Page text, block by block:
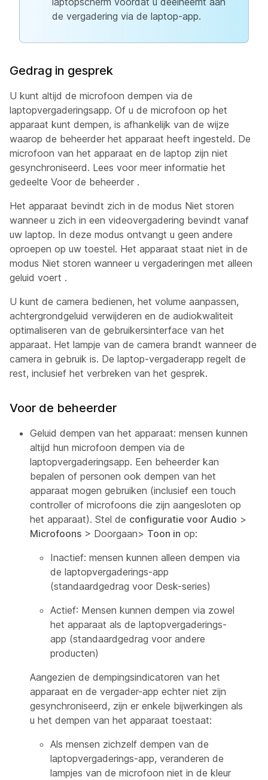
de vergadering via de laptop-app.
Gedrag in gesprek
U kunt altijd de microfoon dempen via de
laptopvergaderingsapp. Of u de microfoon op het
apparaat kunt dempen, is afhankelijk van de wijze
waarop de beheerder het apparaat heeft ingesteld. De
microfoon van het apparaat en de laptop zijn niet
gesynchroniseerd. Lees voor meer informatie het
gedeelte Voor de beheerder .
Het apparaat bevindt zich in de modus Niet storen
wanneer u zich in een videovergadering bevindt vanaf
uw laptop. In deze modus ontvangt u geen andere
oproepen op uw toestel. Het apparaat staat niet in de
modus Niet storen wanneer u vergaderingen met alleen
geluid voert .
U kunt de camera bedienen, het volume aanpassen,
achtergrondgeluid verwijderen en de audiokwaliteit
optimaliseren van de gebruikersinterface van het
apparaat. Het lampje van de camera brandt wanneer de
camera in gebruik is. De laptop-vergaderapp regelt de
rest, inclusief het verbreken van het gesprek.
Voor de beheerder
Geluid dempen van het apparaat: mensen kunnen
altijd hun microfoon dempen via de
laptopvergaderingsapp. Een beheerder kan
bepalen of personen ook dempen van het
apparaat mogen gebruiken (inclusief een touch
controller of microfoons die zijn aangesloten op
het apparaat). Stel de configuratie voor Audio >
Microfoons > Doorgaan> Toon in op:
Inactief: mensen kunnen alleen dempen via
de laptopvergaderings-app
(standaardgedrag voor Desk-series)
Actief: Mensen kunnen dempen via zowel
het apparaat als de laptopvergaderings-
app (standaardgedrag voor andere
producten)
Aangezien de dempingsindicatoren van het
apparaat en de vergader-app echter niet zijn
gesynchroniseerd, zijn er enkele bijwerkingen als
u het dempen van het apparaat toestaat:
Als mensen zichzelf dempen van de
laptopvergaderings-app, veranderen de
lampjes van de microfoon niet in de kleur